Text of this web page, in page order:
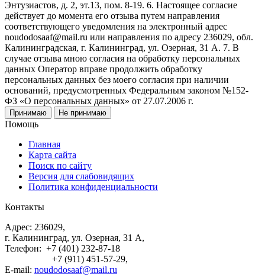
Энтузиастов, д. 2, эт.13, пом. 8-19. 6. Настоящее согласие
действует до момента его отзыва путем направления
соответствующего уведомления на электронный адрес
noudodosaaf@mail.ru или направления по адресу 236029, обл.
Калининградская, г. Калининград, ул. Озерная, 31 А. 7. В
случае отзыва мною согласия на обработку персональных
данных Оператор вправе продолжить обработку
персональных данных без моего согласия при наличии
оснований, предусмотренных Федеральным законом №152-
ФЗ «О персональных данных» от 27.07.2006 г.
Принимаю Не принимаю
Помощь
Главная
Карта сайта
Поиск по сайту
Версия для слабовидящих
Политика конфиденциальности
Контакты
Адрес: 236029,
г. Калининград, ул. Озерная, 31 А,
Телефон: +7 (401) 232-87-18
+7 (911) 451-57-29,
E-mail: noudodosaaf@mail.ru